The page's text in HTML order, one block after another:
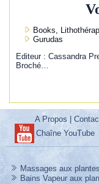
Books,
Gurudas
Editeur : Cassandra
Broché…
A Propos |
Chaîne YouTube|
Massages aux plantes
Bains Vapeur aux